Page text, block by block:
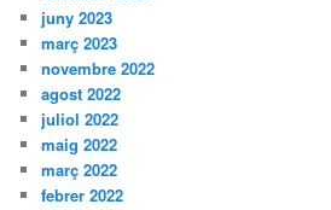
juny 2023
març 2023
novembre 2022
agost 2022
juliol 2022
maig 2022
març 2022
febrer 2022